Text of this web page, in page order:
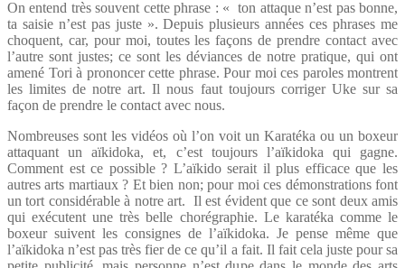
On entend très souvent cette phrase : « ton attaque n’est pas bonne,
ta saisie n’est pas juste ». Depuis plusieurs années ces phrases me
choquent, car, pour moi, toutes les façons de prendre contact avec
l’autre sont justes; ce sont les déviances de notre pratique, qui ont
amené Tori à prononcer cette phrase. Pour moi ces paroles montrent
les limites de notre art. Il nous faut toujours corriger Uke sur sa
façon de prendre le contact avec nous.
Nombreuses sont les vidéos où l’on voit un Karatéka ou un boxeur
attaquant un aïkidoka, et, c’est toujours l’aïkidoka qui gagne.
Comment est ce possible ? L’aïkido serait il plus efficace que les
autres arts martiaux ? Et bien non; pour moi ces démonstrations font
un tort considérable à notre art. Il est évident que ce sont deux amis
qui exécutent une très belle chorégraphie. Le karatéka comme le
boxeur suivent les consignes de l’aïkidoka. Je pense même que
l’aïkidoka n’est pas très fier de ce qu’il a fait. Il fait cela juste pour sa